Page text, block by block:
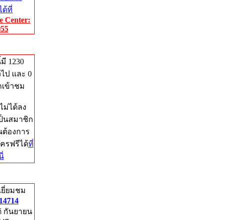
ด้ที่
Center:
1230
ป และ 0
ข้าชม
ม่ได้ลง
นสมาชิก
องการ
รฟรีได้ที่
ยี่ยมชม
กันยายน